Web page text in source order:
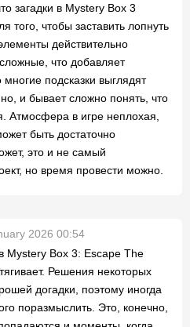
загадки в Mystery Box 3
того, чтобы заставить лопнуть
действительно
что добавляет
подсказки выглядят
и бывает сложно понять, что
Атмосфера в игре неплохая,
быть достаточно
это и не самый
но время провести можно.
2026 00:54
Mystery Box 3: Escape The
Решения некоторых
догадки, поэтому иногда
поразмыслить. Это, конечно,